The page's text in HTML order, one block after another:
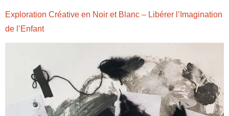
Exploration Créative en Noir et Blanc – Libérer l’Imagination
de l’Enfant